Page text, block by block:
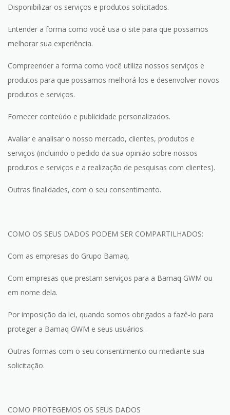
Disponibilizar os serviços e produtos solicitados.
Entender a forma como você usa o site para que possamos
melhorar sua experiência.
Compreender a forma como você utiliza nossos serviços e
produtos para que possamos melhorá-los e desenvolver novos
produtos e serviços.
Fornecer conteúdo e publicidade personalizados.
Avaliar e analisar o nosso mercado, clientes, produtos e
serviços (incluindo o pedido da sua opinião sobre nossos
produtos e serviços e a realização de pesquisas com clientes).
Outras finalidades, com o seu consentimento.
COMO OS SEUS DADOS PODEM SER COMPARTILHADOS:
Com as empresas do Grupo Bamaq.
Com empresas que prestam serviços para a Bamaq GWM ou
em nome dela.
Por imposição da lei, quando somos obrigados a fazê-lo para
proteger a Bamaq GWM e seus usuários.
Outras formas com o seu consentimento ou mediante sua
solicitação.
COMO PROTEGEMOS OS SEUS DADOS